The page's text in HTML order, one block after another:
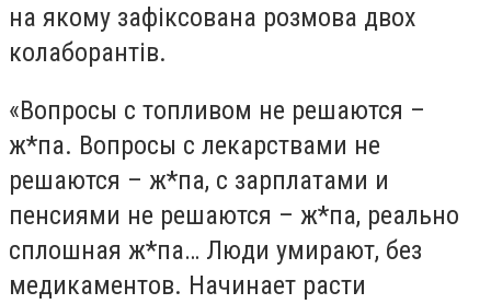
на якому зафіксована розмова двох
колаборантів.
«Вопросы с топливом не решаются –
ж*па. Вопросы с лекарствами не
решаются – ж*па, с зарплатами и
пенсиями не решаются – ж*па, реально
сплошная ж*па… Люди умирают, без
медикаментов. Начинает расти